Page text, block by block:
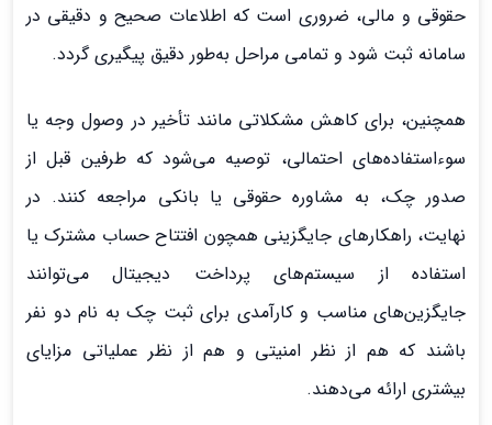
حقوقی و مالی، ضروری است که اطلاعات صحیح و دقیقی در
سامانه ثبت شود و تمامی مراحل به‌طور دقیق پیگیری گردد.
همچنین، برای کاهش مشکلاتی مانند تأخیر در وصول وجه یا
سوءاستفاده‌های احتمالی، توصیه می‌شود که طرفین قبل از
صدور چک، به مشاوره حقوقی یا بانکی مراجعه کنند. در
نهایت، راهکارهای جایگزینی همچون افتتاح حساب مشترک یا
استفاده از سیستم‌های پرداخت دیجیتال می‌توانند
جایگزین‌های مناسب و کارآمدی برای ثبت چک به نام دو نفر
باشند که هم از نظر امنیتی و هم از نظر عملیاتی مزایای
بیشتری ارائه می‌دهند.